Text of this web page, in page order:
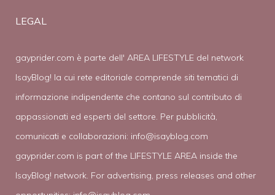
LEGAL
gayprider.com è parte dell' AREA LIFESTYLE del network
IsayBlog! la cui rete editoriale comprende siti tematici di
informazione indipendente che contano sul contributo di
appassionati ed esperti del settore. Per pubblicità,
comunicati e collaborazioni: info@isayblog.com
gayprider.com is part of the LIFESTYLE AREA inside the
IsayBlog! network. For advertising, press releases and other